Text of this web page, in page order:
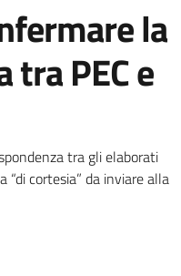
la
tra PEC e
tra gli elaborati
“di cortesia” da inviare alla